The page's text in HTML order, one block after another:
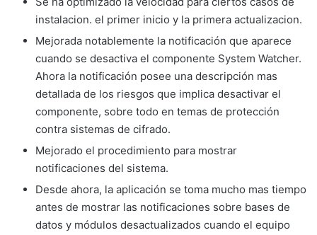
instalacion. el primer inicio y la primera actualizacion.
Mejorada notablemente la notificación que aparece
cuando se desactiva el componente System Watcher.
Ahora la notificación posee una descripción mas
detallada de los riesgos que implica desactivar el
componente, sobre todo en temas de protección
contra sistemas de cifrado.
Mejorado el procedimiento para mostrar
notificaciones del sistema.
Desde ahora, la aplicación se toma mucho mas tiempo
antes de mostrar las notificaciones sobre bases de
datos y módulos desactualizados cuando el equipo